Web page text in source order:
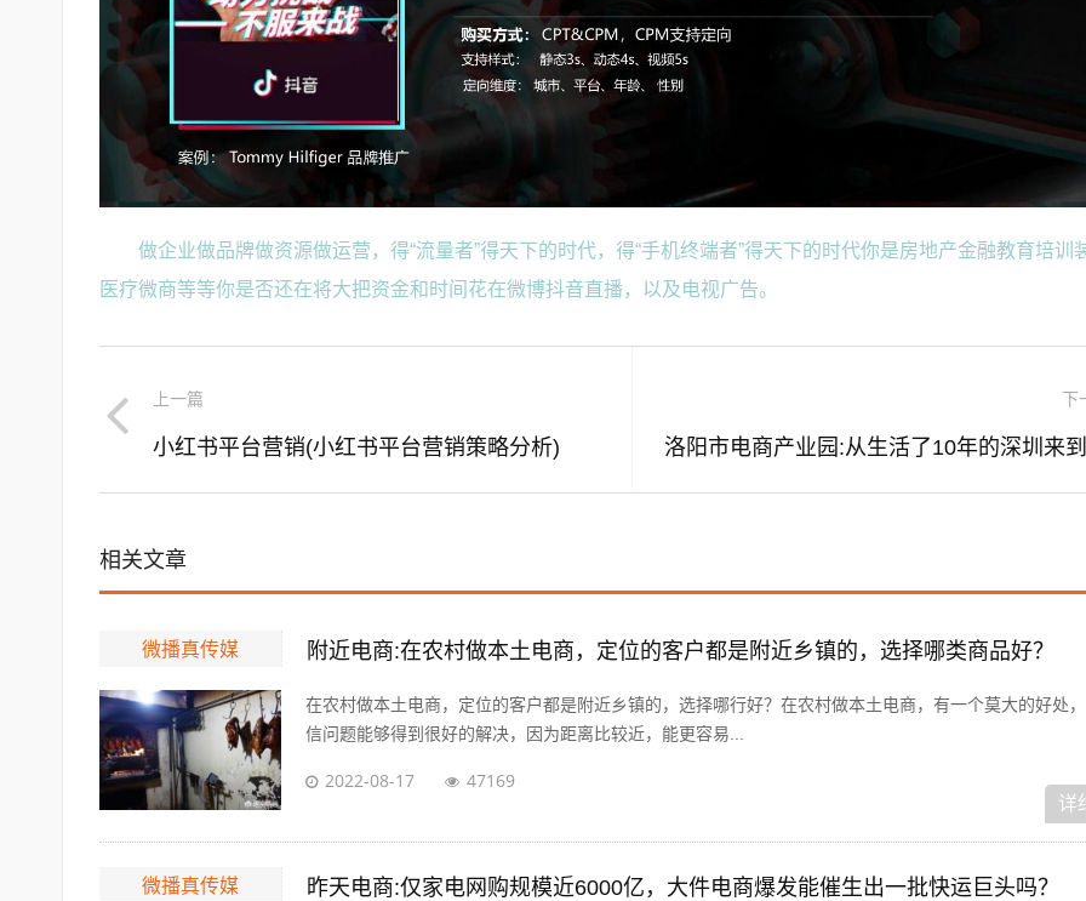
做企业做品牌做资源做运营，得“流量者”得天下的时代，得“手机终端者”得天下的时代你是房地产金融教育培训
医疗微商等等你是否还在将大把资金和时间花在微博抖音直播，以及电视广告。
上一篇
小红书平台营销(小红书平台营销策略分析)
下
相关文章
微播真传媒 附近电商:在农村做本土电商，定位的客户都是附近乡镇的，选择哪类商品好？
在农村做本土电商，定位的客户都是附近乡镇的，选择哪行好？在农村做本土电商，有一个莫大的好处
信问题能够得到很好的解决，因为距离比较近，能更容易...
2022-08-17 47169
详
微播真传媒 昨天电商:仅家电网购规模近6000亿，大件电商爆发能催生出一批快运巨头吗？